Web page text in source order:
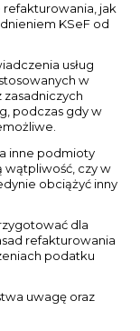
jak
KSeF od
usług
w
podczas gdy w
inne podmioty
wątpliwość, czy w
obciążyć inny
dla
refakturowania
podatku
uwagę oraz